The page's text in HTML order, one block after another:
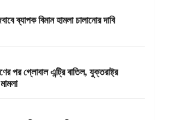
ব্যাপক বিমান হামলা চালানোর দাবি
পর গ্লোবাল এন্ট্রি বাতিল, যুক্তরাষ্ট্র